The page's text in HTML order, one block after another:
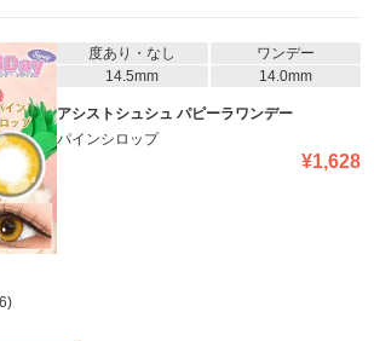
度あり・なし
ワンデー
14.5mm
14.0mm
アシストシュシュ パピーラワンデー
パインシロップ
¥1,628
6)